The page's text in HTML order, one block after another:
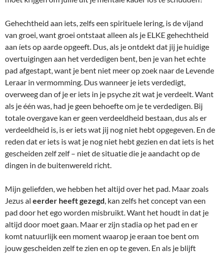
Gehechtheid aan iets, zelfs een spirituele lering, is de vijand
van groei, want groei ontstaat alleen als je ELKE gehechtheid
aan íets op aarde opgeeft. Dus, als je ontdekt dat jij je huidige
overtuigingen aan het verdedigen bent, ben je van het echte
pad afgestapt, want je bent niet meer op zoek naar de Levende
Leraar in vermomming. Dus wanneer je iets verdedigt,
overweeg dan of je er iets in je psyche zit wat je verdeelt. Want
als je één was, had je geen behoefte om je te verdedigen. Bij
totale overgave kan er geen verdeeldheid bestaan, dus als er
verdeeldheid is, is er iets wat jij nog niet hebt opgegeven. En de
reden dat er iets is wat je nog niet hebt gezien en dat iets is het
gescheiden zelf zelf – niet de situatie die je aandacht op de
dingen in de buitenwereld richt.
Mijn geliefden, we hebben het altijd over het pad. Maar zoals
Jezus al eerder heeft gezegd, kan zelfs het concept van een
pad door het ego worden misbruikt. Want het houdt in dat je
altijd door moet gaan. Maar er zijn stadia op het pad en er
komt natuurlijk een moment waarop je eraan toe bent om
jouw gescheiden zelf te zien en op te geven. En als je blijft